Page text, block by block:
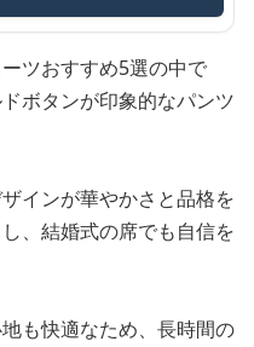
ツおすすめ5選の中で
ボタンが印象的なパンツ
インが華やかさと品格を
、結婚式の席でも自信を
も快適なため、長時間の